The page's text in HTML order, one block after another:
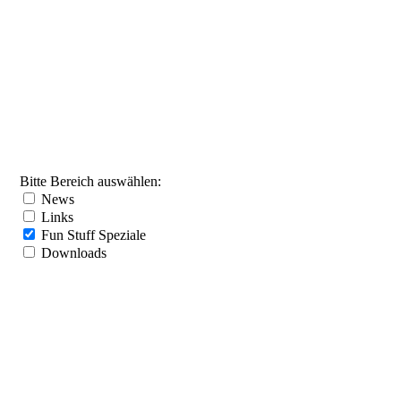
Bitte Bereich auswählen:
News
Links
Fun Stuff Speziale
Downloads